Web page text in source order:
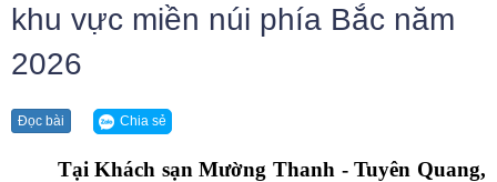
khu vực miền núi phía Bắc năm
2026
Đọc bài Chia sẻ
Tại Khách sạn Mường Thanh - Tuyên Quang,